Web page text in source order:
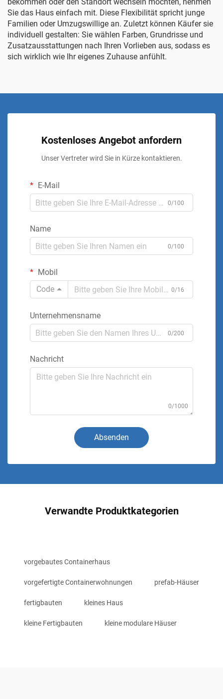
Sie das Haus einfach mit. Diese Flexibilität spricht junge
Familien oder Umzugswillige an. Zuletzt können Käufer sie
individuell gestalten: Sie wählen Farben, Grundrisse und
Zusatzausstattungen nach Ihren Vorlieben aus, sodass es
sich wirklich wie Ihr eigenes Zuhause anfühlt.
Kostenloses Angebot anfordern
Unser Vertreter wird Sie in Kürze kontaktieren.
E-Mail
0/100
Name
0/100
Mobil
Code
0/16
Unternehmensname
0/200
Nachricht
0/1000
Absenden
Verwandte Produktkategorien
vorgebautes Containerhaus
vorgefertigte Containerwohnungen prefab-Häuser
fertigbauten kleines Haus
kleine Fertigbauten kleine modulare Häuser